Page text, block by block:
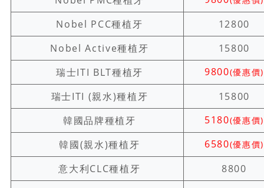
Nobel PCC種植牙
12800
Nobel Active種植牙
15800
瑞士ITI BLT種植牙
9800(優惠價)
瑞士ITI (親水)種植牙
15800
韓國品牌種植牙
5180(優惠價)
韓國(親水)種植牙 6580(優惠價)
意大利CLC種植牙
8800